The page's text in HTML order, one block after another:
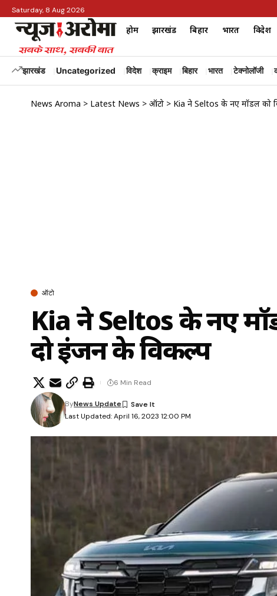
Saturday, 8 Aug 2026
होम झारखंड बिहार भारत विदेश
झारखंड Uncategorized विदेश क्राइम बिहार भारत टेक्नोलॉजी
News Aroma > Latest News > ऑटो > Kia ने Seltos के नए मॉडल को
ऑटो
Kia ने Seltos के नए
दो इंजन के विकल्प
Last Updated: April 16, 2023 12:00 PM
ByNews Update
6 Min Read